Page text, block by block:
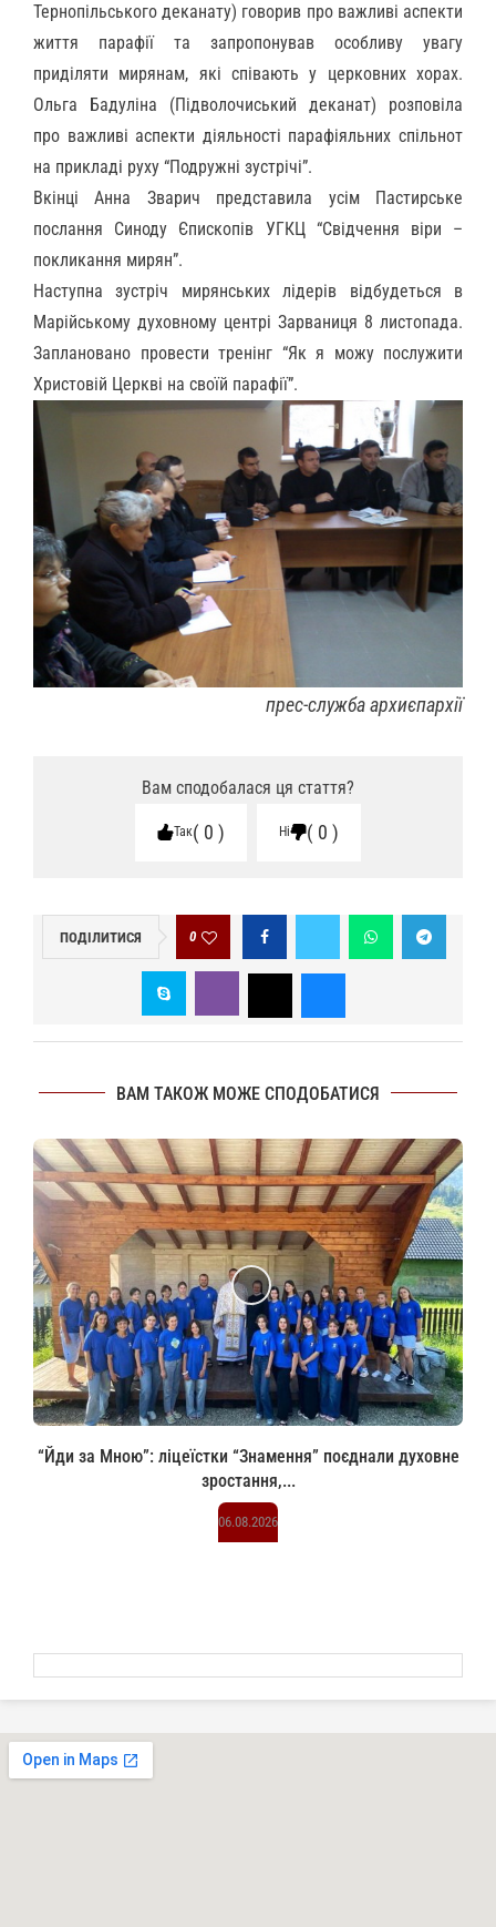
Тернопільського деканату) говорив про важливі аспекти
життя парафії та запропонував особливу увагу
приділяти мирянам, які співаютьу церковниххорах.
Ольга Бадуліна (Підволочиський деканат) розповіла
про важливі аспекти діяльності парафіяльних спільнот
на прикладі руху “Подружні зустрічі”.
ВкінціАнна Зварич представила усім Пастирське
послання Синоду Єпископів УГКЦ “Свідчення віри –
покликання мирян”.
Наступна зустріч мирянських лідерів відбудеться в
Марійському духовному центрі Зарваниця 8 листопада.
Заплановано провести тренінг “Як я можу послужити
Христовій Церкві на своїй парафії”.
прес-служба архиєпархії
Вам сподобалася ця стаття?
Так 0 Ні 0
ПОДІЛИТИСЯ 0
ВАМ ТАКОЖ МОЖЕ СПОДОБАТИСЯ
“Йди за Мною”: ліцеїстки “Знамення” поєднали духовне
зростання,...
06.08.2026